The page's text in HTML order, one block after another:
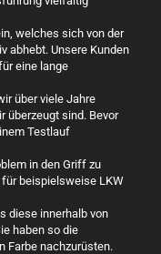
welches sich von der
abhebt. Unsere Kunden
eine lange
über viele Jahre
überzeugt sind. Bevor
Testlauf
in den Griff zu
beispielsweise LKW
diese innerhalb von
haben so die
Farbe nachzurüsten.